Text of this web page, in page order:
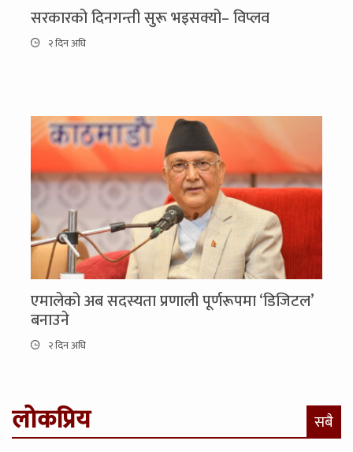
सरकारको दिनगन्ती सुरू भइसक्यो– विप्लव
२ दिन अघि
एमालेको अब सदस्यता प्रणाली पूर्णरूपमा ‘डिजिटल’
बनाउने
२ दिन अघि
लोकप्रिय सबै